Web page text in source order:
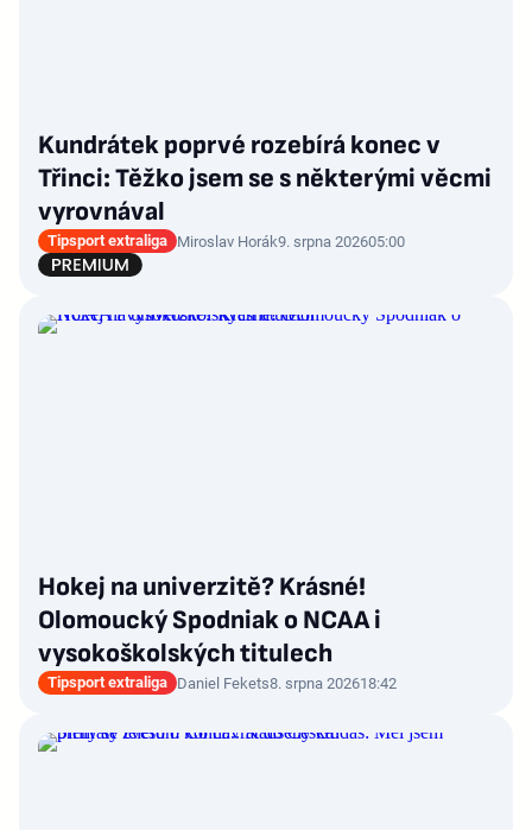
Kundrátek poprvé rozebírá konec v
Třinci: Těžko jsem se s některými věcmi
vyrovnával
Tipsport extraliga Miroslav Horák9. srpna 202605:00
Hokej na univerzitě? Krásné!
Olomoucký Spodniak o NCAA i
vysokoškolských titulech
Tipsport extraliga Daniel Fekets8. srpna 202618:42